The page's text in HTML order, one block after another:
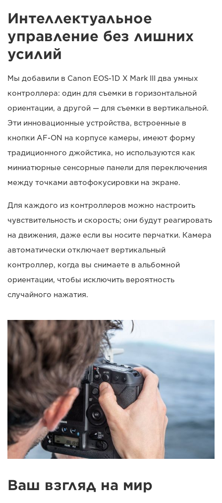
Интеллектуальное
управление без лишних
усилий
Мы добавили в Canon EOS-1D X Mark III два умных
контроллера: один для съемки в горизонтальной
ориентации, а другой — для съемки в вертикальной.
Эти инновационные устройства, встроенные в
кнопки AF-ON на корпусе камеры, имеют форму
традиционного джойстика, но используются как
миниатюрные сенсорные панели для переключения
между точками автофокусировки на экране.
Для каждого из контроллеров можно настроить
чувствительность и скорость; они будут реагировать
на движения, даже если вы носите перчатки. Камера
автоматически отключает вертикальный
контроллер, когда вы снимаете в альбомной
ориентации, чтобы исключить вероятность
случайного нажатия.
Ваш взгляд на мир